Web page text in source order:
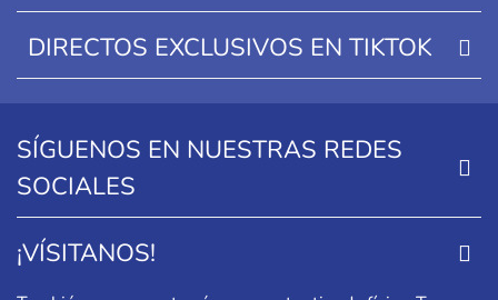
DIRECTOS EXCLUSIVOS EN TIKTOK
SÍGUENOS EN NUESTRAS REDES
SOCIALES
¡VÍSITANOS!